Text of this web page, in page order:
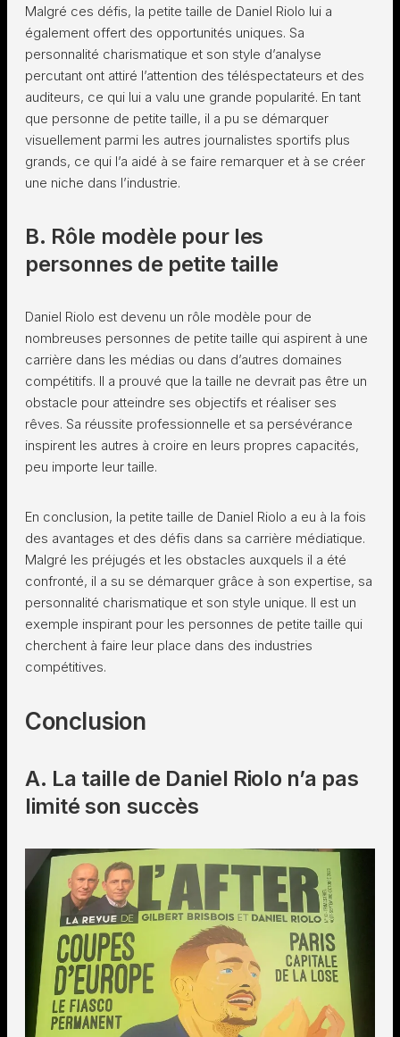
Malgré ces défis, la petite taille de Daniel Riolo lui a
également offert des opportunités uniques. Sa
personnalité charismatique et son style d’analyse
percutant ont attiré l’attention des téléspectateurs et des
auditeurs, ce qui lui a valu une grande popularité. En tant
que personne de petite taille, il a pu se démarquer
visuellement parmi les autres journalistes sportifs plus
grands, ce qui l’a aidé à se faire remarquer et à se créer
une niche dans l’industrie.
B. Rôle modèle pour les
personnes de petite taille
Daniel Riolo est devenu un rôle modèle pour de
nombreuses personnes de petite taille qui aspirent à une
carrière dans les médias ou dans d’autres domaines
compétitifs. Il a prouvé que la taille ne devrait pas être un
obstacle pour atteindre ses objectifs et réaliser ses
rêves. Sa réussite professionnelle et sa persévérance
inspirent les autres à croire en leurs propres capacités,
peu importe leur taille.
En conclusion, la petite taille de Daniel Riolo a eu à la fois
des avantages et des défis dans sa carrière médiatique.
Malgré les préjugés et les obstacles auxquels il a été
confronté, il a su se démarquer grâce à son expertise, sa
personnalité charismatique et son style unique. Il est un
exemple inspirant pour les personnes de petite taille qui
cherchent à faire leur place dans des industries
compétitives.
Conclusion
A. La taille de Daniel Riolo n’a pas
limité son succès